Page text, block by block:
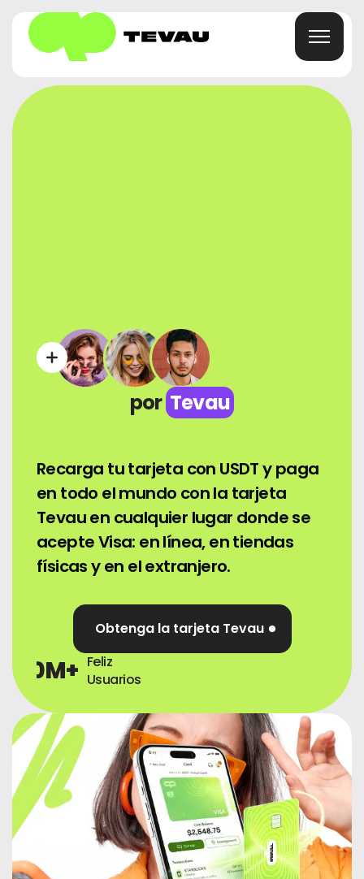
Preguntas Frecuentes
Español (México)
porTevau
Recarga tu tarjeta con USDT y paga
en todo el mundo con la tarjeta
Tevau en cualquier lugar donde se
acepte Visa: en línea, en tiendas
físicas y en el extranjero.
Obtenga la tarjeta Tevau
0M+ Feliz
Usuarios